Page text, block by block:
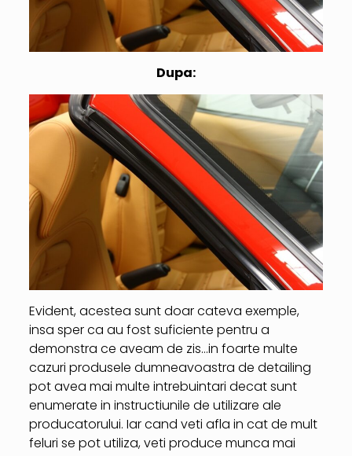
Dupa:
Evident, acestea sunt doar cateva exemple,
insa sper ca au fost suficiente pentru a
demonstra ce aveam de zis…in foarte multe
cazuri produsele dumneavoastra de detailing
pot avea mai multe intrebuintari decat sunt
enumerate in instructiunile de utilizare ale
producatorului. Iar cand veti afla in cat de mult
feluri se pot utiliza, veti produce munca mai